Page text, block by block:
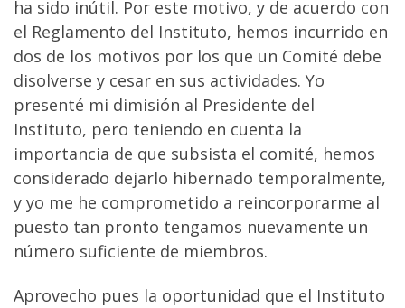
ha sido inútil. Por este motivo, y de acuerdo con
el Reglamento del Instituto, hemos incurrido en
dos de los motivos por los que un Comité debe
disolverse y cesar en sus actividades. Yo
presenté mi dimisión al Presidente del
Instituto, pero teniendo en cuenta la
importancia de que subsista el comité, hemos
considerado dejarlo hibernado temporalmente,
y yo me he comprometido a reincorporarme al
puesto tan pronto tengamos nuevamente un
número suficiente de miembros.
Aprovecho pues la oportunidad que el Instituto